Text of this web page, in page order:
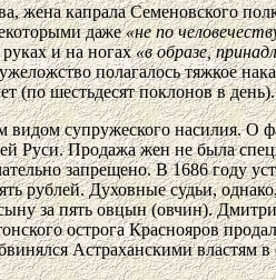
жена капрала Семеновского
даже«не по
руках и на ногах«в образе,
полагалось тяжкое
(по шестьдесят поклонов в день).
видом супружеского
Продажа жен не была
запрещено. В 1686
рублей. Духовные судьи,
за пять овцын (овчин).
острога Краснояров
Астраханскими властям